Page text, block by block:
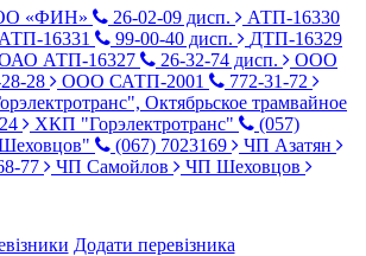
«ФИН»
26-02-09 дисп.
АТП-16330
16331 99-00-40 дисп.
ДТП-16329
АТП-16327 26-32-74 дисп.
ООО
28 ООО САТП-2001
772-31-72
Октябрьское трамвайное
ХКП "Горэлектротранс"
(057)
(067) 7023169
ЧП Азатян
77 ЧП Самойлов ЧП Шеховцов
Додати перевізника